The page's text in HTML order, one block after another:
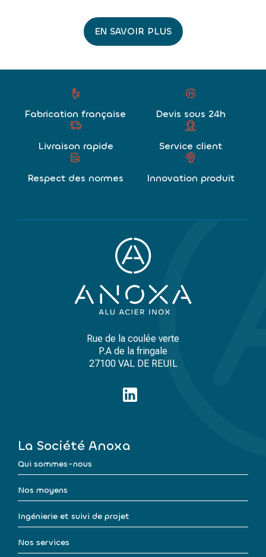
EN SAVOIR PLUS
Fabrication française Devis sous 24h
Livraison rapide Service client
Respect des normes Innovation produit
Rue de la coulée verte
P.A de la fringale
27100 VAL DE REUIL
La Société Anoxa
Qui sommes-nous
Nos moyens
Ingénierie et suivi de projet
Nos services